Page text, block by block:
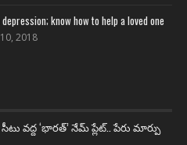
know how to help a loved one
2018
వద్ద ‘భారత్’ నేమ్ ప్లేట్‌.. పేరు మార్పు